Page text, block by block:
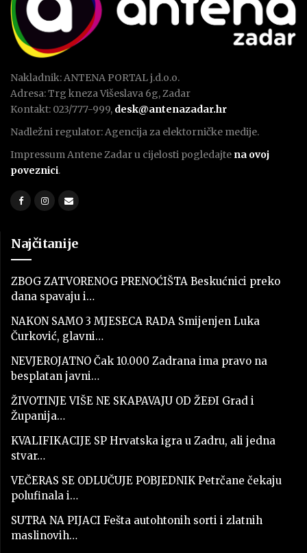
Nakladnik: ANTENA PORTAL j.d.o.o.
Adresa: Trg kneza Višeslava 6g, Zadar
Kontakt: 023/777-999, desk@antenazadar.hr
Nadležni regulator: Agencija za elektorničke medije.
Impressum Antene Zadar u cijelosti pogledajte na ovoj
poveznici.
Najčitanije
ZBOG ZATVORENOG PRENOĆIŠTA Beskućnici preko
dana spavaju i…
NAKON SAMO 3 MJESECA RADA Smijenjen Luka
Čurković, glavni…
NEVJEROJATNO Čak 10.000 Zadrana ima pravo na
besplatan javni…
ŽIVOTINJE VIŠE NE SKAPAVAJU OD ŽEĐI Grad i
Županija…
KVALIFIKACIJE SP Hrvatska igra u Zadru, ali jedna
stvar…
VEČERAS SE ODLUČUJE POBJEDNIK Petrčane čekaju
polufinala i…
SUTRA NA PIJACI Fešta autohtonih sorti i zlatnih
maslinovih…